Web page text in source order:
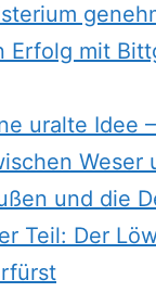
Erfolg mit
uralte Idee
Weser
und die
Teil: Der